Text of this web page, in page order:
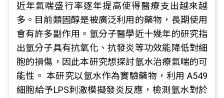
近年氣喘盛行率逐年提高使得醫療支出越來越
多。目前類固醇是被廣泛利用的藥物，長期使用
會有許多副作用。氫分子醫學近十幾年的研究指
出氫分子具有抗氧化、抗發炎等功效能降低對細
胞的損傷，因此本研究想探討氫水治療氣喘的可
能性。 本研究以氫水作為實驗藥物，利用 A549
細胞給予LPS刺激模擬發炎反應，檢測氫水對於